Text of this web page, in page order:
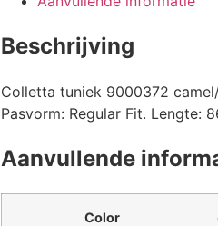
Beschrijving
Colletta tuniek 9000372
Pasvorm: Regular Fit. Lengte:
Aanvullende
Color